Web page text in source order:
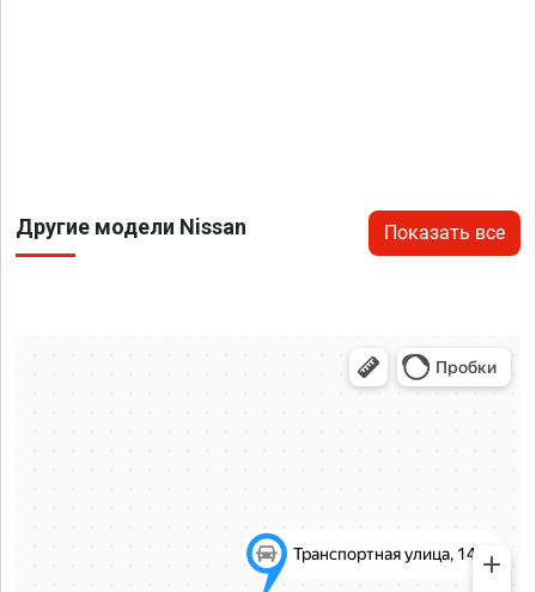
Другие модели Nissan Показать все